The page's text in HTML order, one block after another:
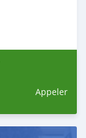
Appeler